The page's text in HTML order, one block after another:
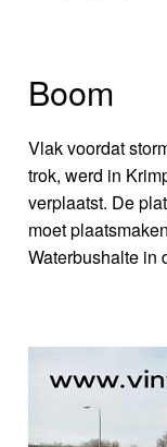
Boom
Vlak voordat
trok, werd in
verplaatst. De
moet
Waterbushalte in